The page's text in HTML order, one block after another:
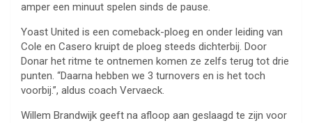
amper een minuut spelen sinds de pause.
Yoast United is een comeback-ploeg en onder leiding van
Cole en Casero kruipt de ploeg steeds dichterbij. Door
Donar het ritme te ontnemen komen ze zelfs terug tot drie
punten. “Daarna hebben we 3 turnovers en is het toch
voorbij.”, aldus coach Vervaeck.
Willem Brandwijk geeft na afloop aan geslaagd te zijn voor